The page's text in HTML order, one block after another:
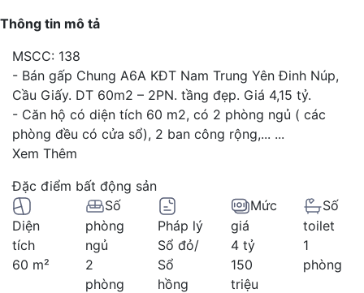
Thông tin mô tả
MSCC: 138
- Bán gấp Chung A6A KĐT Nam Trung Yên Đinh Núp,
Cầu Giấy. DT 60m2 – 2PN. tầng đẹp. Giá 4,15 tỷ.
- Căn hộ có diện tích 60 m2, có 2 phòng ngủ ( các
phòng đều có cửa sổ), 2 ban công rộng,... ...
Xem Thêm
Đặc điểm bất động sản
Diện
tích
60 m²
Số
phòng
ngủ
2
phòng
Pháp lý
Sổ đỏ/
Sổ
hồng
Mức
giá
4 tỷ
150
triệu
Số
toilet
1
phòng